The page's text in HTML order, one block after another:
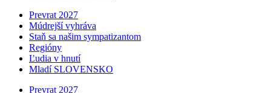
Prevrat 2027
Múdrejší vyhráva
Staň sa našim sympatizantom
Regióny
Ľudia v hnutí
Mladí SLOVENSKO
Prevrat 2027